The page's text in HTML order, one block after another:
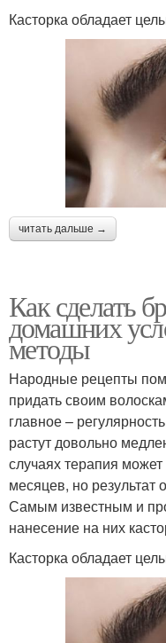
Касторка обладает
читать дальше →
Как сделать
домашних
методы
Народные рецепты
придать своим
главное –
растут довольно
случаях терапия
месяцев, но
Самым известным и
нанесение на них
Касторка обладает